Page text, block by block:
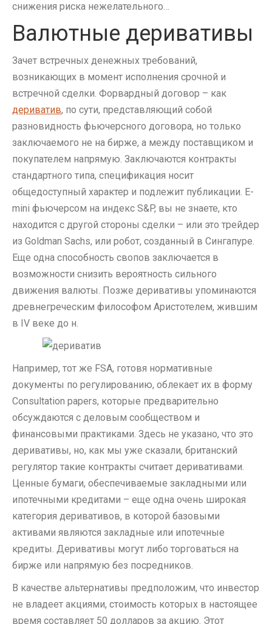
снижения риска нежелательного…
Валютные деривативы
Зачет встречных денежных требований,
возникающих в момент исполнения срочной и
встречной сделки. Форвардный договор – как
дериватив, по сути, представляющий собой
разновидность фьючерсного договора, но только
заключаемого не на бирже, а между поставщиком и
покупателем напрямую. Заключаются контракты
стандартного типа, спецификация носит
общедоступный характер и подлежит публикации. E-
mini фьючерсом на индекс S&P, вы не знаете, кто
находится с другой стороны сделки – или это трейдер
из Goldman Sachs, или робот, созданный в Сингапуре.
Еще одна способность свопов заключается в
возможности снизить вероятность сильного
движения валюты. Позже деривативы упоминаются
древнегреческим философом Аристотелем, жившим
в IV веке до н.
Например, тот же FSA, готовя нормативные
документы по регулированию, облекает их в форму
Consultation papers, которые предварительно
обсуждаются с деловым сообществом и
финансовыми практиками. Здесь не указано, что это
деривативы, но, как мы уже сказали, британский
регулятор такие контракты считает деривативами.
Ценные бумаги, обеспечиваемые закладными или
ипотечными кредитами – еще одна очень широкая
категория деривативов, в которой базовыми
активами являются закладные или ипотечные
кредиты. Деривативы могут либо торговаться на
бирже или напрямую без посредников.
В качестве альтернативы предположим, что инвестор
не владеет акциями, стоимость которых в настоящее
время составляет 50 долларов за акцию. Этот